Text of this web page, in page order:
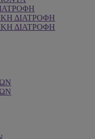
ΔΙΑΤΡΟΦΗ
ΔΙΑΤΡΟΦΗ